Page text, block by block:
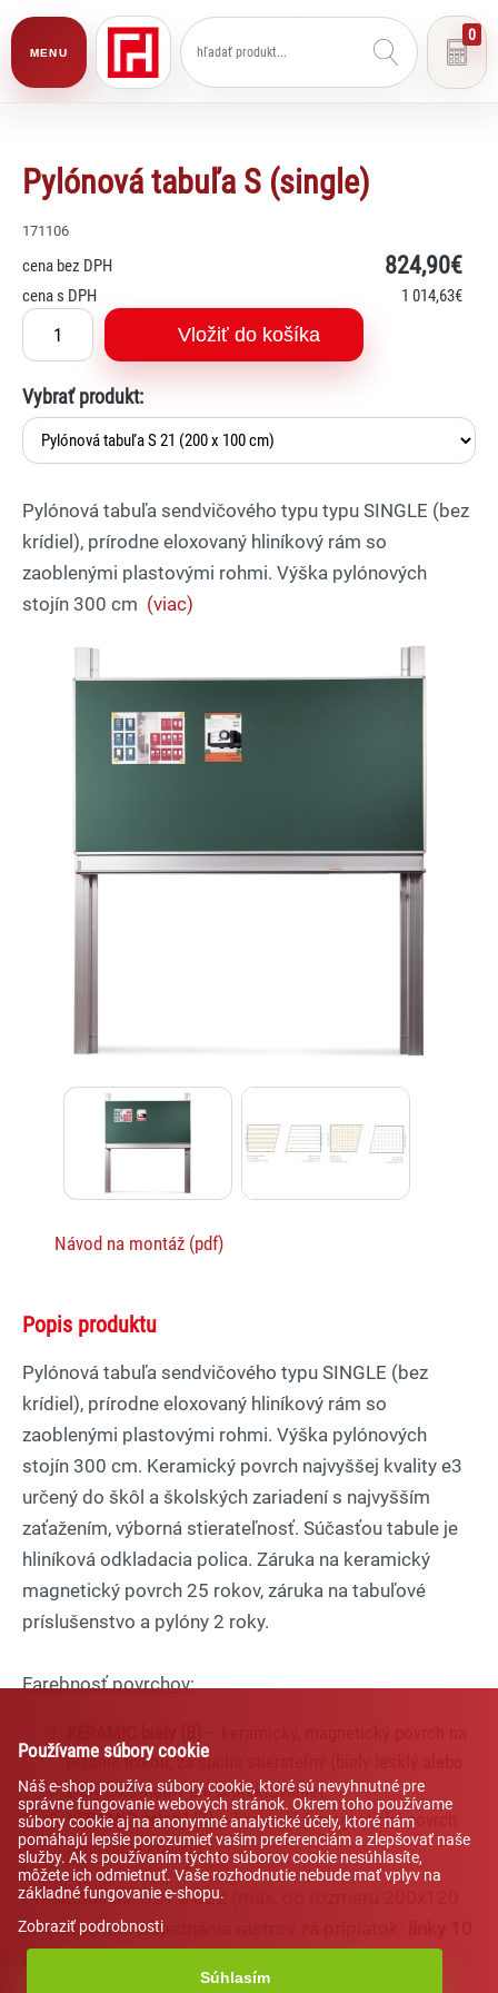
MENU
0
Pylónová tabuľa S (single)
171106
cena bez DPH 824,90€
cena s DPH 1 014,63€
Vložiť do košíka
Vybrať produkt:
Pylónová tabuľa sendvičového typu typu SINGLE (bez
krídiel), prírodne eloxovaný hliníkový rám so
zaoblenými plastovými rohmi. Výška pylónových
stojín 300 cm (viac)
Návod na montáž (pdf)
Popis produktu
Pylónová tabuľa sendvičového typu SINGLE (bez
krídiel), prírodne eloxovaný hliníkový rám so
zaoblenými plastovými rohmi. Výška pylónových
stojín 300 cm. Keramický povrch najvyššej kvality e3
určený do škôl a školských zariadení s najvyšším
zaťažením, výborná stierateľnosť. Súčasťou tabule je
hliníková odkladacia polica. Záruka na keramický
magnetický povrch 25 rokov, záruka na tabuľové
príslušenstvo a pylóny 2 roky.
Farebnosť povrchov:
písanie fixkou, za sucha stierateľný (biely lesklý alebo
biely polomatný pre projektovanie);
KERAMIC zelený (Z)– keramický, magnetický povrch
na písanie kriedou.
Pri taubuliach S21 a S22 (max. do rozmeru 200x120
cm) možnosť objednania rastrov za príplatok:
cm, štvorce 10 cm, štvorce 5 cm, notová osnova.
Používame súbory cookie
Náš e-shop používa súbory cookie, ktoré sú nevyhnutné pre
správne fungovanie webových stránok. Okrem toho používame
súbory cookie aj na anonymné analytické účely, ktoré nám
pomáhajú lepšie porozumieť vašim preferenciám a zlepšovať naše
služby. Ak s používaním týchto súborov cookie nesúhlasíte,
môžete ich odmietnuť. Vaše rozhodnutie nebude mať vplyv na
základné fungovanie e-shopu.
Zobraziť podrobnosti
Súhlasím
Lexi
Asistent pre školský nábytok a